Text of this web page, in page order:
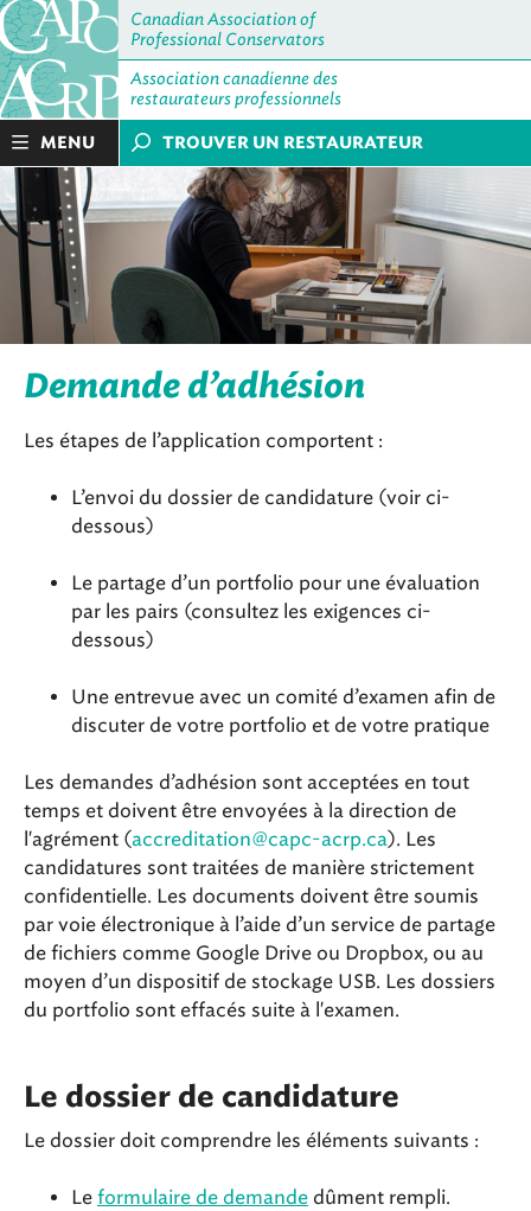
Canadian Association of
Professional Conservators
Association canadienne des
restaurateurs professionnels
MENU TROUVER UN RESTAURATEUR
Demande d’adhésion
Les étapes de l’application comportent :
L’envoi du dossier de candidature (voir ci-
dessous)
Le partage d’un portfolio pour une évaluation
par les pairs (consultez les exigences ci-
dessous)
Une entrevue avec un comité d’examen afin de
discuter de votre portfolio et de votre pratique
Les demandes d’adhésion sont acceptées en tout
temps et doivent être envoyées à la direction de
l'agrément (accreditation@capc-acrp.ca). Les
candidatures sont traitées de manière strictement
confidentielle. Les documents doivent être soumis
par voie électronique à l’aide d’un service de partage
de fichiers comme Google Drive ou Dropbox, ou au
moyen d’un dispositif de stockage USB. Les dossiers
du portfolio sont effacés suite à l'examen.
Le dossier de candidature
Le dossier doit comprendre les éléments suivants :
Le formulaire de demande dûment rempli.